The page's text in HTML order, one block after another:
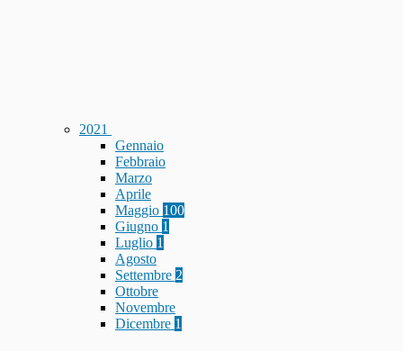
2021
Gennaio
Febbraio
Marzo
Aprile
Maggio 100
Giugno 1
Luglio 1
Agosto
Settembre 2
Ottobre
Novembre
Dicembre 1